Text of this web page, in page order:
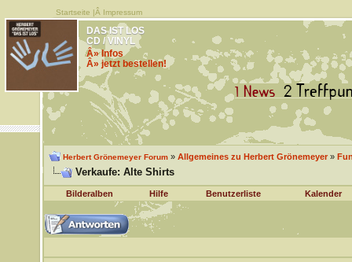
Startseite |Â Impressum
DAS IST LOS
CD / VINYL
Â» Infos
Â» jetzt bestellen!
Herbert Grönemeyer Forum» Allgemeines zu Herbert Grönemeyer»
Verkaufe: Alte Shirts
Bilderalben Hilfe Benutzerliste Kalender